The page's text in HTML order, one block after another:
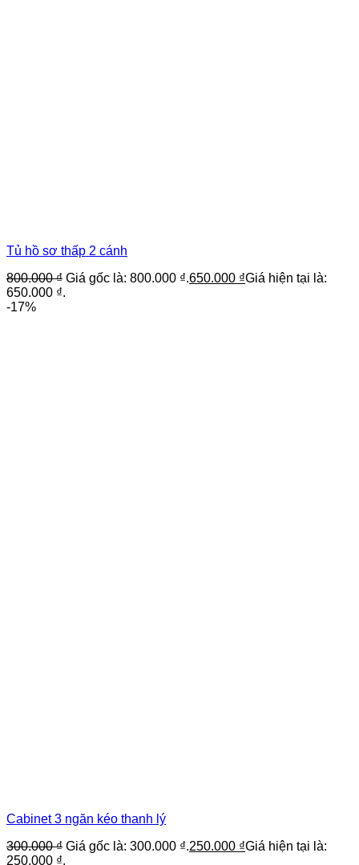
Tủ hồ sơ thấp 2 cánh
800.000₫ Giá gốc là: 800.000 ₫.650.000 ₫Giá hiện tại là:
650.000 ₫.
-17%
Cabinet 3 ngăn kéo thanh lý
300.000₫ Giá gốc là: 300.000 ₫.250.000 ₫Giá hiện tại là:
250.000 ₫.